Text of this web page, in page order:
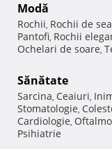
Modă
Rochii, Rochii de
Pantofi, Rochii
Ochelari de soare,
Sănătate
Sarcina, Ceaiuri,
Stomatologie,
Cardiologie,
Psihiatrie